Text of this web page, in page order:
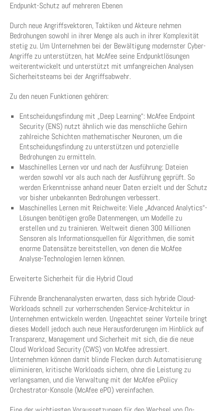
Endpunkt-Schutz auf mehreren Ebenen
Durch neue Angriffsvektoren, Taktiken und Akteure nehmen
Bedrohungen sowohl in ihrer Menge als auch in ihrer Komplexität
stetig zu. Um Unternehmen bei der Bewältigung modernster Cyber-
Angriffe zu unterstützen, hat McAfee seine Endpunktlösungen
weiterentwickelt und unterstützt mit umfangreichen Analysen
Sicherheitsteams bei der Angriffsabwehr.
Zu den neuen Funktionen gehören:
Entscheidungsfindung mit „Deep Learning“: McAfee Endpoint
Security (ENS) nutzt ähnlich wie das menschliche Gehirn
zahlreiche Schichten mathematischer Neuronen, um die
Entscheidungsfindung zu unterstützen und potenzielle
Bedrohungen zu ermitteln.
Maschinelles Lernen vor und nach der Ausführung: Dateien
werden sowohl vor als auch nach der Ausführung geprüft. So
werden Erkenntnisse anhand neuer Daten erzielt und der Schutz
vor bisher unbekannten Bedrohungen verbessert.
Maschinelles Lernen mit Reichweite: Viele „Advanced Analytics“-
Lösungen benötigen große Datenmengen, um Modelle zu
erstellen und zu trainieren. Weltweit dienen 300 Millionen
Sensoren als Informationsquellen für Algorithmen, die somit
enorme Datensätze bereitstellen, von denen die McAfee
Analyse-Technologien lernen können.
Erweiterte Sicherheit für die Hybrid Cloud
Führende Branchenanalysten erwarten, dass sich hybride Cloud-
Workloads schnell zur vorherrschenden Service-Architektur in
Unternehmen entwickeln werden. Ungeachtet seiner Vorteile bringt
dieses Modell jedoch auch neue Herausforderungen im Hinblick auf
Transparenz, Management und Sicherheit mit sich, die die neue
Cloud Workload Security (CWS) von McAfee adressiert.
Unternehmen können damit blinde Flecken durch Automatisierung
eliminieren, kritische Workloads sichern, ohne die Leistung zu
verlangsamen, und die Verwaltung mit der McAfee ePolicy
Orchestrator-Konsole (McAfee ePO) vereinfachen.